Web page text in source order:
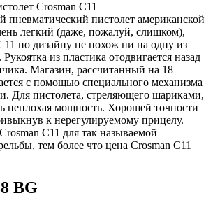
Crosman C11 –
пневматический пистолет американской
легкий (даже, пожалуй, слишком),
11 по дизайну не похож ни на одну из
из пластика отодвигается назад
Магазин, рассчитанный на 18
с помощью специального механизма
Для пистолета, стреляющего шариками,
неплохая мощность. Хорошей точности
к нерегулируемому прицелу.
C11 для так называемой
тем более что цена Crosman C11
BG